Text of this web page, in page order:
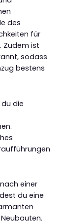
des
für
Zudem ist
sodass
bestens
die
einer
du eine